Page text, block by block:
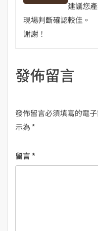
建議您
現場判斷確認較佳。
謝謝！
發佈留言
發佈留言必須填寫的電
示為 *
留言*